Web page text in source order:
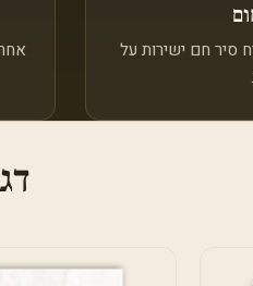
סיר חם ישירות על